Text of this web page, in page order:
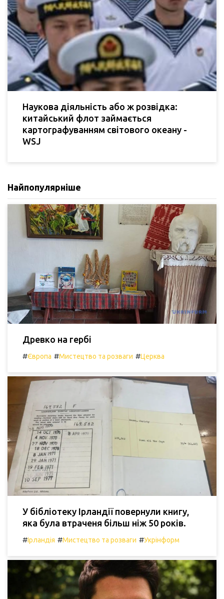
Наукова діяльність або ж розвідка:
китайський флот займається
картографуванням світового океану -
WSJ
Найпопулярніше
Древко на гербі
#Європа #Мистецтво та розваги #Церква
У бібліотеку Ірландії повернули книгу,
яка була втраченя більш ніж 50 років.
#Ірландія #Мистецтво та розваги #Укрінформ